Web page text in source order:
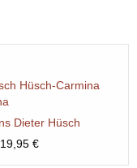
Hüsch-Carmina
Dieter Hüsch
€